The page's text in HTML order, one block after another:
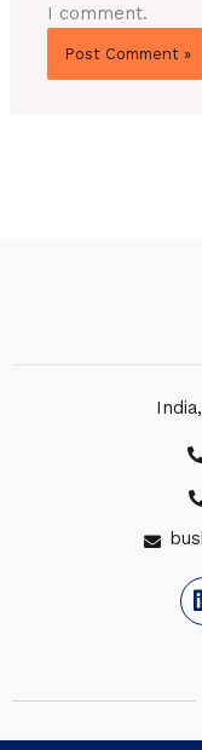
I comment.